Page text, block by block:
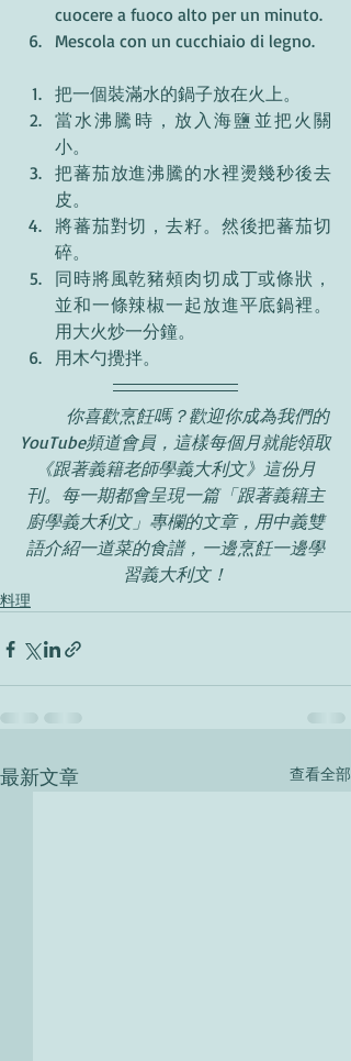
cuocere a fuoco alto per un minuto.
Mescola con un cucchiaio di legno.
把一個裝滿水的鍋子放在火上。
當水沸騰時，放入海鹽並把火關
小。
把蕃茄放進沸騰的水裡燙幾秒後去
皮。
將蕃茄對切，去籽。然後把蕃茄切
碎。
同時將風乾豬頰肉切成丁或條狀，
並和一條辣椒一起放進平底鍋裡。
用大火炒一分鐘。
用木勺攪拌。
你喜歡烹飪嗎？歡迎你成為我們的
YouTube頻道會員，這樣每個月就能領取
《跟著義籍老師學義大利文》這份月
刊。每一期都會呈現一篇「跟著義籍主
廚學義大利文」專欄的文章，用中義雙
語介紹一道菜的食譜，一邊烹飪一邊學
習義大利文！
料理
最新文章 查看全部